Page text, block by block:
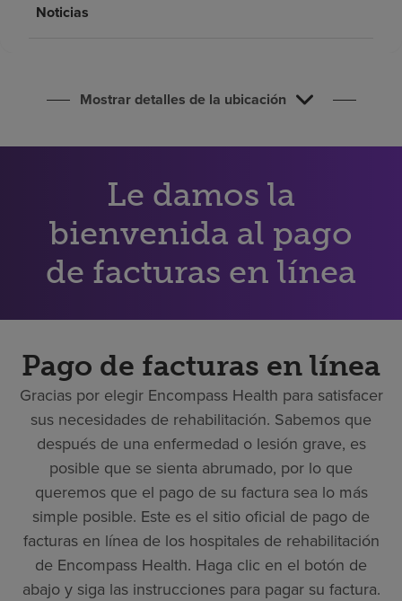
Noticias
Mostrar detalles de la ubicación
Le damos la
bienvenida al pago
de facturas en línea
Pago de facturas en línea
Gracias por elegir Encompass Health para satisfacer
sus necesidades de rehabilitación. Sabemos que
después de una enfermedad o lesión grave, es
posible que se sienta abrumado, por lo que
queremos que el pago de su factura sea lo más
simple posible. Este es el sitio oficial de pago de
facturas en línea de los hospitales de rehabilitación
de Encompass Health. Haga clic en el botón de
abajo y siga las instrucciones para pagar su factura.